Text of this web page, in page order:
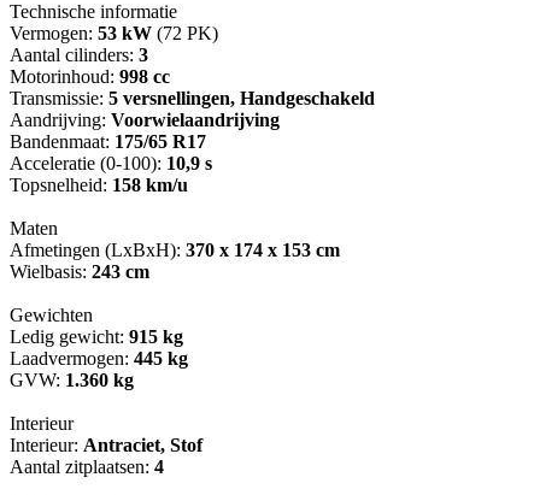
Technische informatie
Vermogen: 53 kW (72 PK)
Aantal cilinders: 3
Motorinhoud: 998 cc
Transmissie: 5 versnellingen, Handgeschakeld
Aandrijving: Voorwielaandrijving
Bandenmaat: 175/65 R17
Acceleratie (0-100): 10,9 s
Topsnelheid: 158 km/u
Maten
Afmetingen (LxBxH): 370 x 174 x 153 cm
Wielbasis: 243 cm
Gewichten
Ledig gewicht: 915 kg
Laadvermogen: 445 kg
GVW: 1.360 kg
Interieur
Interieur: Antraciet, Stof
Aantal zitplaatsen: 4